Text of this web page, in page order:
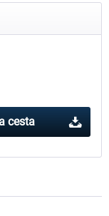
Aerosoft Airport
cesta